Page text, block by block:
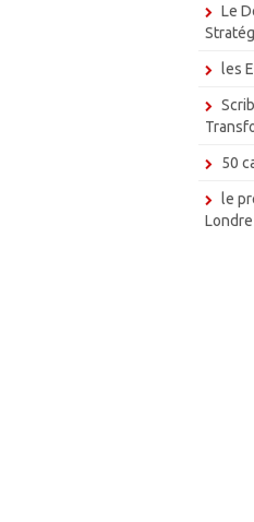
Le
les
50
le
Londre